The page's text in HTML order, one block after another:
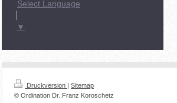
Select Language
▼
Druckversion | Sitemap
© Ordination Dr. Franz Koroschetz